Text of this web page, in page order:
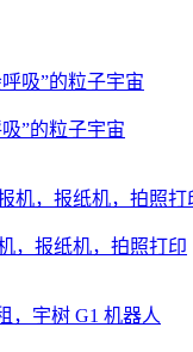
”的粒子宇宙
，报纸机，拍照打印